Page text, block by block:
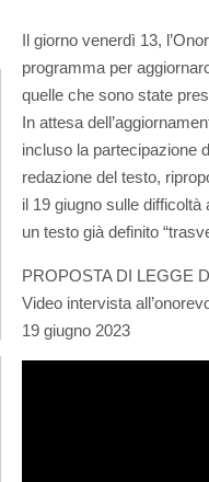
Il giorno venerdì 13,
programma per
quelle che sono state
In attesa
incluso la partecipazione
redazione del testo,
il 19 giugno sulle
un testo già definito
PROPOSTA DI LEGGE
Video intervista
19 giugno 2023